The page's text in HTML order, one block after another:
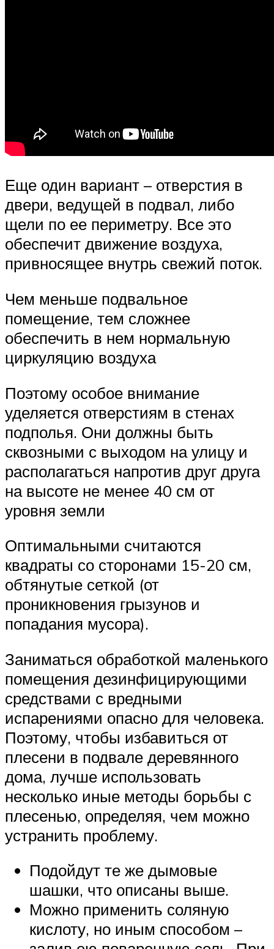
Еще один вариант – отверстия в
двери, ведущей в подвал, либо
щели по ее периметру. Все это
обеспечит движение воздуха,
привносящее внутрь свежий поток.
Чем меньше подвальное
помещение, тем сложнее
обеспечить в нем нормальную
циркуляцию воздуха
Поэтому особое внимание
уделяется отверстиям в стенах
подполья. Они должны быть
сквозными с выходом на улицу и
располагаться напротив друг друга
на высоте не менее 40 см от
уровня земли
Оптимальными считаются
квадраты со сторонами 15-20 см,
обтянутые сеткой (от
проникновения грызунов и
попадания мусора).
Заниматься обработкой маленького
помещения дезинфицирующими
средствами с вредными
испарениями опасно для человека.
Поэтому, чтобы избавиться от
плесени в подвале деревянного
дома, лучше использовать
несколько иные методы борьбы с
плесенью, определяя, чем можно
устранить проблему.
Подойдут те же дымовые
шашки, что описаны выше.
Можно применить соляную
кислоту, но иным способом –